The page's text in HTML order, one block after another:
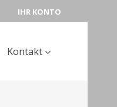
IHR KONTO
Kontakt